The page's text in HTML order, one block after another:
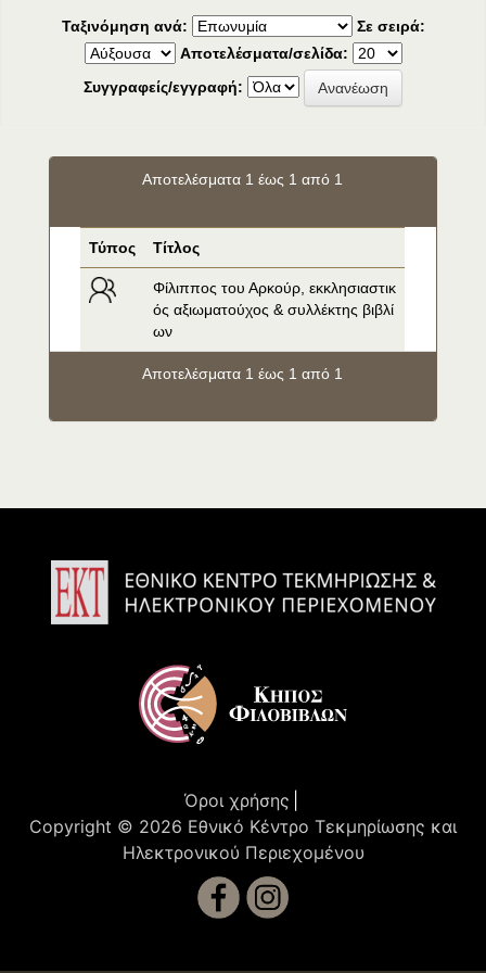
Ταξινόμηση ανά:
Σε σειρά:
Αποτελέσματα/σελίδα:
Συγγραφείς/εγγραφή:
Αποτελέσματα 1 έως 1 από 1
Τύπος Τίτλος
Φίλιππος του Αρκούρ, εκκλησιαστικ
ός αξιωματούχος & συλλέκτης βιβλί
ων
Αποτελέσματα 1 έως 1 από 1